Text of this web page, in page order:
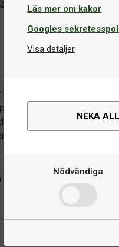
Läs mer om kakor
Googles
Visa detaljer
NEKA
Nödvändiga
5-lagersstommen
med katapulteffekt och
med goda
många tävlingsspelare
direkt!